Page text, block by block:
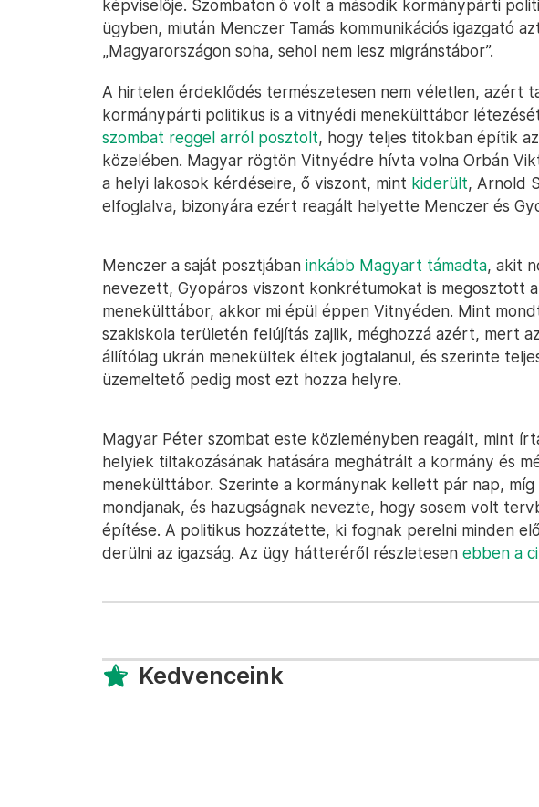
képviselője. Szombaton ő volt a második kormánypárti
ügyben, miután Menczer Tamás kommunikációs igazgató
„Magyarországon soha, sehol nem lesz migránstábor”.
A hirtelen érdeklődés természetesen nem véletlen, azért
kormánypárti politikus is a vitnyédi menekülttábor
szombat reggel arról posztolt, hogy teljes titokban építik
közelében. Magyar rögtön Vitnyédre hívta volna Orbán
a helyi lakosok kérdéseire, ő viszont, mint kiderült, Arnold
elfoglalva, bizonyára ezért reagált helyette Menczer és
Menczer a saját posztjában inkább Magyart támadta, akit
nevezett, Gyopáros viszont konkrétumokat is megosztott
menekülttábor, akkor mi épül éppen Vitnyéden. Mint
szakiskola területén felújítás zajlik, méghozzá azért, mert
állítólag ukrán menekültek éltek jogtalanul, és szerinte
üzemeltető pedig most ezt hozza helyre.
Magyar Péter szombat este közleményben reagált, mint
helyiek tiltakozásának hatására meghátrált a kormány és
menekülttábor. Szerinte a kormánynak kellett pár nap,
mondjanak, és hazugságnak nevezte, hogy sosem volt
építése. A politikus hozzátette, ki fognak perelni minden
derülni az igazság. Az ügy hátteréről részletesen ebben a
Kedvenceink